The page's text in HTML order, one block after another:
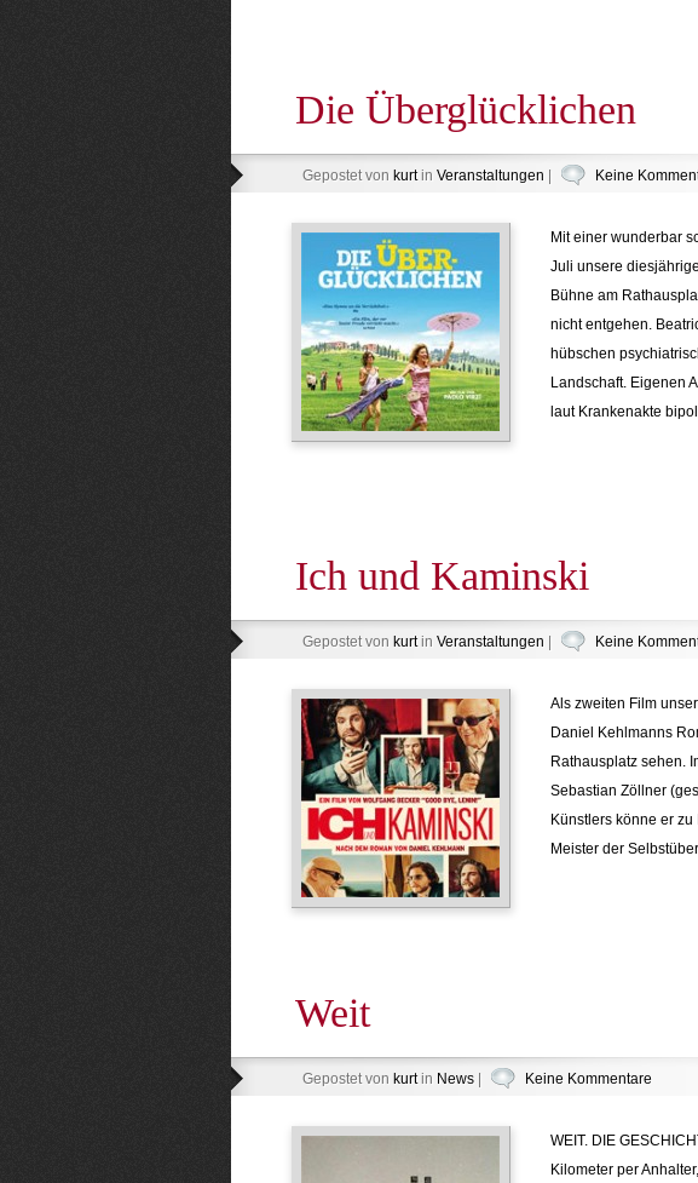
Die Überglücklichen
Gepostet von kurtin Veranstaltungen Keine
Mit einer wunderbar
Juli unsere
Bühne am
nicht entgehen.
hübschen
Landschaft. Eigenen
laut Krankenakte
Ich und Kaminski
Gepostet von kurtin Veranstaltungen Keine
Als zweiten Film
Daniel Kehlmanns
Rathausplatz sehen.
Sebastian Zöllner
Künstlers könne er
Meister der
Weit
Gepostet von kurtin News| Keine Kommentare
WEIT. DIE
Kilometer per